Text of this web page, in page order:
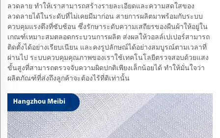
ลวดลาย ทำให้เราสามารถสร้างรายละเอียดและความสดใสของ
ลวดลายได้ในระดับที่ไม่เคยมีมาก่อน สายการผลิตมาพร้อมกับระบบ
ควบคุมแรงตึงที่ซับซ้อน ซึ่งรักษาระดับความเสถียรของผืนผ้าให้อยู่ใน
เกณฑ์เหมาะสมตลอดกระบวนการผลิต ส่งผลให้วอลล์เปเปอร์สามารถ
ติดตั้งได้อย่างเรียบเนียน และคงรูปลักษณ์ได้อย่างสมบูรณ์ตามเวลาที่
ผ่านไป ระบบควบคุมคุณภาพของเราใช้เทคโนโลยีตรวจสอบด้วยแสง
ขั้นสูงที่สามารถตรวจจับความผิดปกติเพียงเล็กน้อยได้ ทำให้มั่นใจว่า
ผลิตภัณฑ์ที่ส่งถึงลูกค้าจะต้องไร้ที่ติเท่านั้น